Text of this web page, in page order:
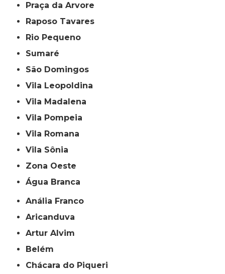
Praça da Arvore
Raposo Tavares
Rio Pequeno
Sumaré
São Domingos
Vila Leopoldina
Vila Madalena
Vila Pompeia
Vila Romana
Vila Sônia
Zona Oeste
Água Branca
Anália Franco
Aricanduva
Artur Alvim
Belém
Chácara do Piqueri